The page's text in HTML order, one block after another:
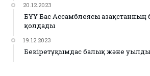
20.12.2023
БҰҰ Бас Ассамблеясы Қазақстанның
қолдады
19.12.2023
Бекіретұқымдас балық және